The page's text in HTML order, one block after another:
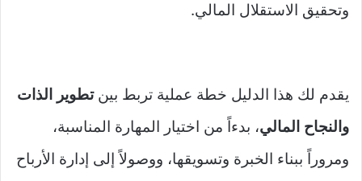
وتحقيق الاستقلال المالي.
يقدم لك هذا الدليل خطة عملية تربط بينتطوير الذات
والنجاح المالي، بدءاً من اختيار المهارة المناسبة،
ومروراً ببناء الخبرة وتسويقها، ووصولاً إلى إدارة الأرباح